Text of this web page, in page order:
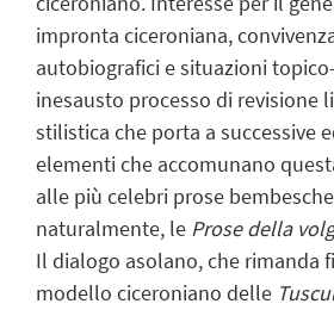
impronta ciceroniana,
autobiografici e situazioni
inesausto processo di revisione
stilistica che porta a successive
elementi che accomunano
alle più celebri prose
naturalmente, le Prose della
Il dialogo asolano, che rimanda
modello ciceroniano delle